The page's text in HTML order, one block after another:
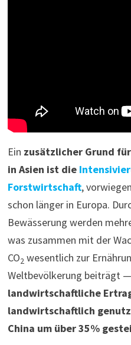
Ein zusätzlicher Grund
in Asien ist die
Forstwirtschaft,
schon länger in Europa.
Bewässerung werden
was zusammen mit der
CO2 wesentlich zur
Weltbevölkerung beiträgt —
landwirtschaftliche
landwirtschaftlich
China um über 35%